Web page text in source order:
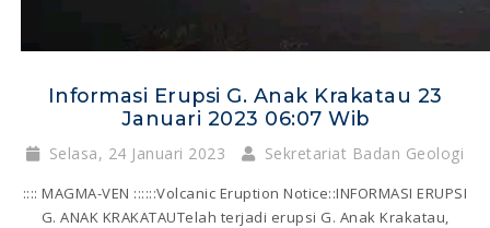
Informasi Erupsi G. Anak Krakatau 23
Januari 2023 06:07 Wib
Selasa, 24 Januari 2023 Sekretariat Badan Geologi
:::: MAGMA-VEN ::::::Volcanic Eruption Notice::INFORMASI ERUPSI
G. ANAK KRAKATAUTelah terjadi erupsi G. Anak Krakatau,